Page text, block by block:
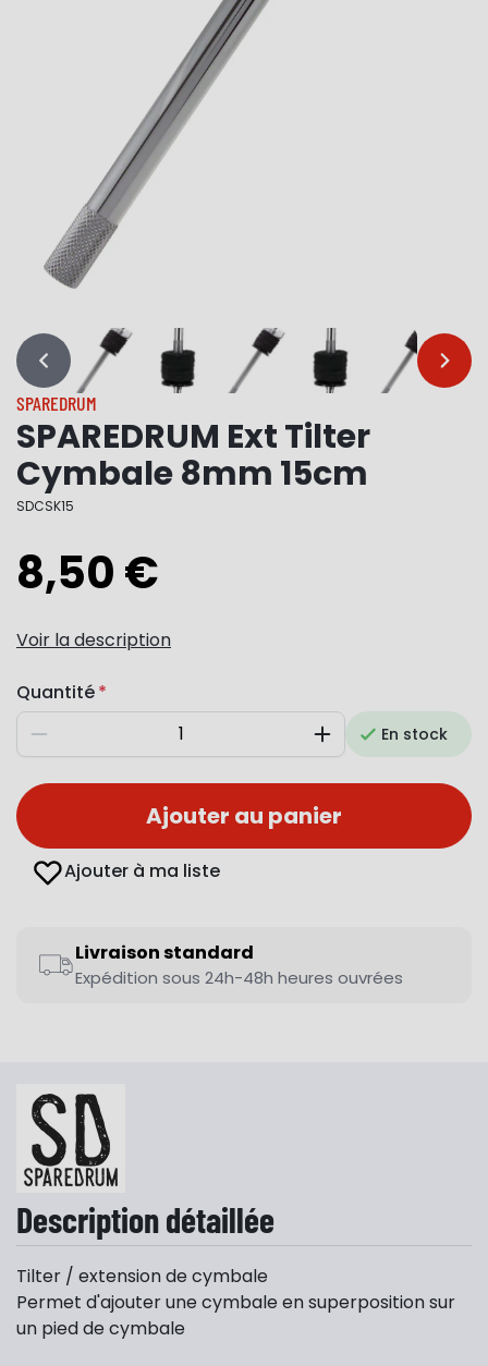
… …
SPAREDRUM
SPAREDRUM Ext Tilter
Cymbale 8mm 15cm
SDCSK15
8,50 €
Voir la description
Quantité
Diminuer AugmenterEn stock
Ajouter au panier
Ajouter à ma liste
Livraison standard
Expédition sous 24h-48h heures ouvrées
Description détaillée
Tilter / extension de cymbale
Permet d'ajouter une cymbale en superposition sur
un pied de cymbale